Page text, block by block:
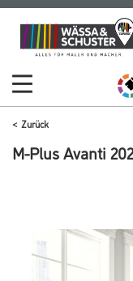
Zum
Inhalt
Zum
Navigationsmenü
Zurück
M-Plus Avanti